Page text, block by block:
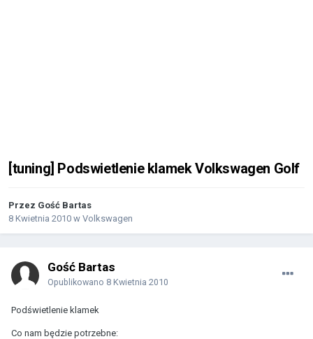
[tuning] Podswietlenie klamek Volkswagen Golf
Przez Gość Bartas
8 Kwietnia 2010 w Volkswagen
Gość Bartas
Opublikowano 8 Kwietnia 2010
Podświetlenie klamek
Co nam będzie potrzebne: